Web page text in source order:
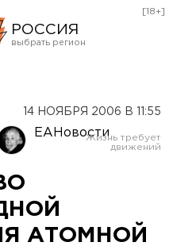
РОССИЯ
Оренбург
[18+]
14 НОЯБРЯ 2006 В 11:55
ЕАНовости
АТОМНОЙ